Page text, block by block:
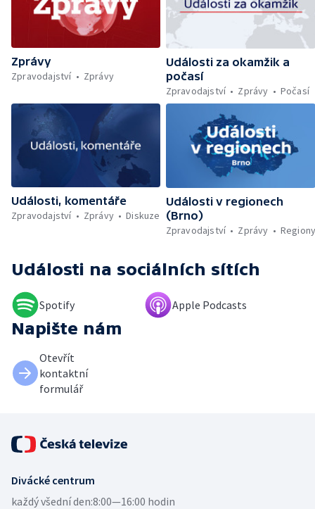
silnic za záchranu života — Další teplotní
rekordy v Česku — Rekordní teplota
naměřená na Moravě — Klimatizace v MHD —
Klimatizace na dětských odděleních
nemocnic — Klimatizace v domácnostech —
Žaloba proti Trumpovým clům — Záchrana
migrantů v Lamanšském průlivu — Čištění
Karlova mostu — Sběr borůvek v
zakázaných oblastech Šumavy — Investice
do energetické sítě — Hromadný pohřeb v
Gaze — Drahý život v Jižní Koreji — Potopení
indické lodi v Rudém moři — Nedostatek
vody ovlivňuje zdraví ptáků — Natáčení
vánoční pohádky pro neslyšící
Zprávy
Zpravodajství
Zprávy
Události za okamžik a
počasí
Zpravodajství
Zprávy Počasí
Události, komentáře
Zpravodajství
Zprávy Diskuze
Události v regionech
(Brno)
Zpravodajství
Zprávy
Události na sociálních sítích
Spotify Apple Podcasts
Napište nám
Otevřít
kontaktní
formulář
Divácké centrum
každý všední den:8:00—16:00 hodin